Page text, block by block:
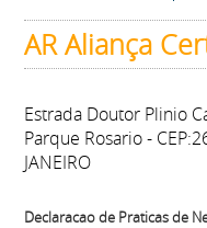
AR Aliança
Estrada Doutor Plinio
Parque Rosario -
JANEIRO
Declaracao de Praticas de